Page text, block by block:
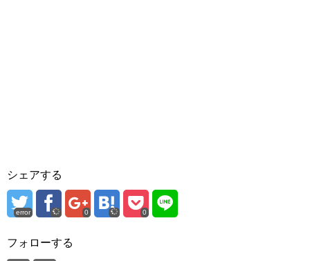
シェアする
error 0 0
フォローする